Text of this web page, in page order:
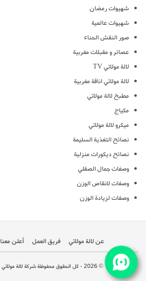
شهيوات رمضان
شهيوات عالمية
صور النقش الحناء
عصائر و مقبلات مغربية
لالة مولاتي TV
لالة مولاتي اناقة مغربية
مطبخ لالة مولاتي
مكياج
ميكرو لالة مولاتي
نصائح التغذية السليمة
نصائح ديكورات منزلية
وصفات جمال الصقلي
وصفات لانقاص الوزن
وصفات لزيادة الوزن
عن لالة مولاتي فريق العمل أعلن معنا
© 2026 - كل الحقوق محفوظة شركة لالة مولاتي Lala Moulati